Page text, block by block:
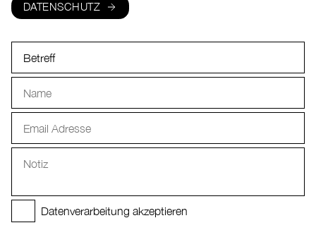
DATENSCHUTZ
Datenverarbeitung akzeptieren